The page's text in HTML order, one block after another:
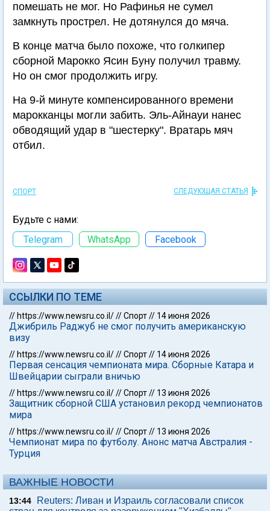
помешать не мог. Но Рафинья не сумел
замкнуть прострел. Не дотянулся до мяча.
В конце матча было похоже, что голкипер
сборной Марокко Ясин Буну получил травму.
Но он смог продолжить игру.
На 9-й минуте компенсированного времени
марокканцы могли забить. Эль-Айнауи нанес
обводящий удар в "шестерку". Вратарь мяч
отбил.
СПОРТ СЛЕДУЮЩАЯ СТАТЬЯ
Будьте с нами:
Telegram
WhatsApp Facebook
ССЫЛКИ ПО ТЕМЕ
// https://www.newsru.co.il///Спорт// 14 июня 2026
Джибриль Раджуб не смог получить американскую
визу
// https://www.newsru.co.il///Спорт// 14 июня 2026
Первая сенсация чемпионата мира. Сборные Катара и
Швейцарии сыграли вничью
// https://www.newsru.co.il///Спорт// 13 июня 2026
Защитник сборной США установил рекорд чемпионатов
мира
// https://www.newsru.co.il///Спорт// 13 июня 2026
Чемпионат мира по футболу. Анонс матча Австралия -
Турция
ВАЖНЫЕ НОВОСТИ
13:44
Reuters: Ливан и Израиль согласовали список